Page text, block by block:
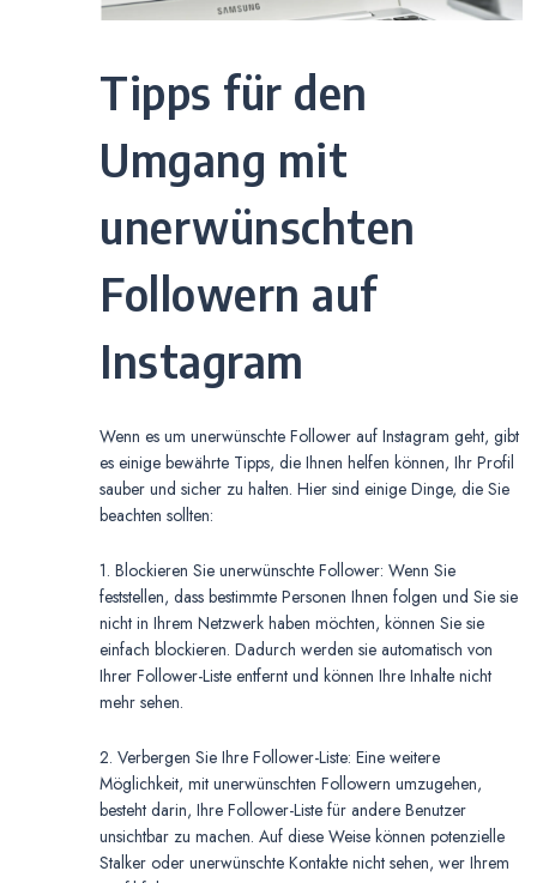
Tipps für den
Umgang mit
unerwünschten
Followern auf
Instagram
Wenn es um unerwünschte Follower auf Instagram geht, gibt
es einige bewährte Tipps, die Ihnen helfen können, Ihr Profil
sauber und sicher zu halten. Hier sind einige Dinge, die Sie
beachten sollten:
1. Blockieren Sie unerwünschte Follower: Wenn Sie
feststellen, dass bestimmte Personen Ihnen folgen und Sie sie
nicht in Ihrem Netzwerk haben möchten, können Sie sie
einfach blockieren. Dadurch werden sie automatisch von
Ihrer Follower-Liste entfernt und können Ihre Inhalte nicht
mehr sehen.
2. Verbergen Sie Ihre Follower-Liste: Eine weitere
Möglichkeit, mit unerwünschten Followern umzugehen,
besteht darin, Ihre Follower-Liste für andere Benutzer
unsichtbar zu machen. Auf diese Weise können potenzielle
Stalker oder unerwünschte Kontakte nicht sehen, wer Ihrem